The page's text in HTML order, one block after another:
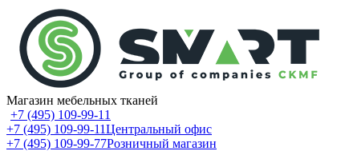
Магазин мебельных тканей
+7 (495) 109-99-11
+7 (495) 109-99-11Центральный офис
+7 (495) 109-99-77Розничный магазин